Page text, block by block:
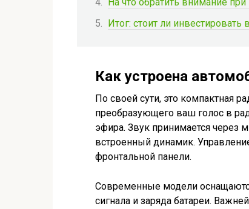
Итог: стоит ли инвестировать
Как устроена
По своей сути, это компактная
преобразующего ваш голос в
эфира. Звук принимается через
встроенный динамик.
фронтальной панели.
Современные модели
сигнала и заряда батареи.